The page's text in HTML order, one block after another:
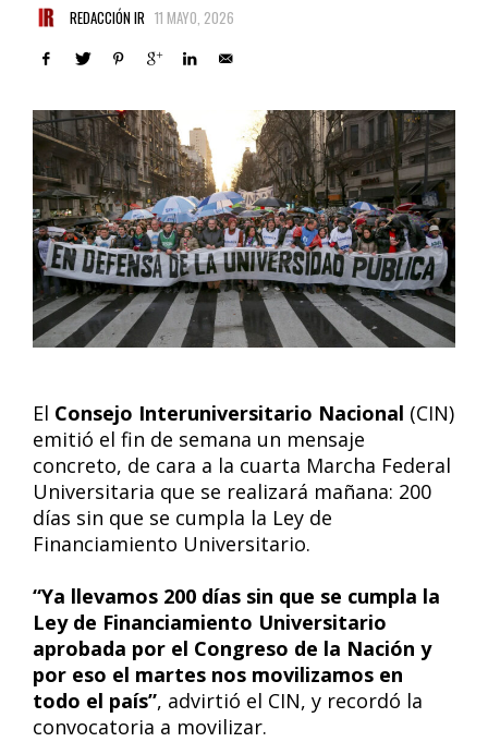
REDACCIÓN IR 11 MAYO, 2026
El Consejo Interuniversitario Nacional (CIN)
emitió el fin de semana un mensaje
concreto, de cara a la cuarta Marcha Federal
Universitaria que se realizará mañana: 200
días sin que se cumpla la Ley de
Financiamiento Universitario.
“Ya llevamos 200 días sin que se cumpla la
Ley de Financiamiento Universitario
aprobada por el Congreso de la Nación y
por eso el martes nos movilizamos en
todo el país”, advirtió el CIN, y recordó la
convocatoria a movilizar.